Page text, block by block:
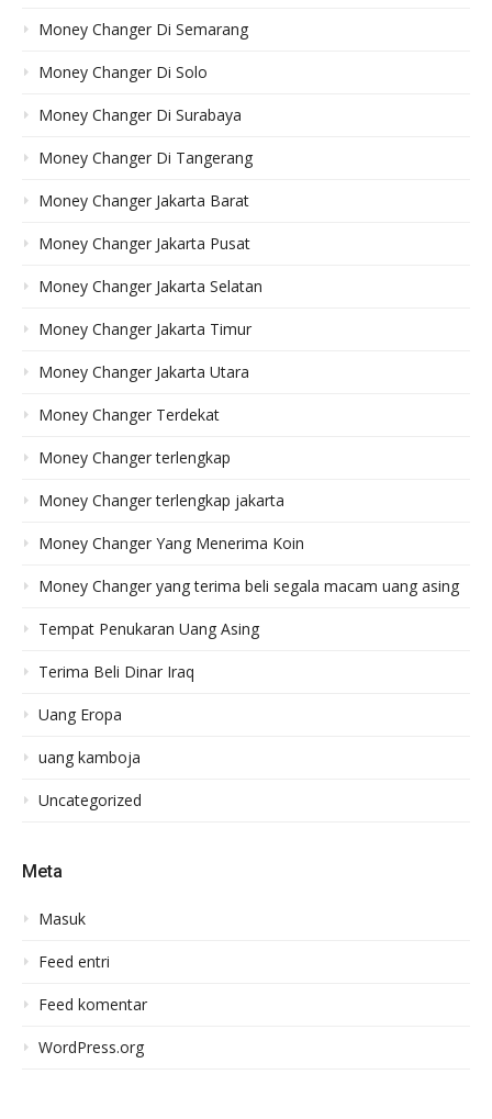
Money Changer Di Semarang
Money Changer Di Solo
Money Changer Di Surabaya
Money Changer Di Tangerang
Money Changer Jakarta Barat
Money Changer Jakarta Pusat
Money Changer Jakarta Selatan
Money Changer Jakarta Timur
Money Changer Jakarta Utara
Money Changer Terdekat
Money Changer terlengkap
Money Changer terlengkap jakarta
Money Changer Yang Menerima Koin
Money Changer yang terima beli segala macam uang asing
Tempat Penukaran Uang Asing
Terima Beli Dinar Iraq
Uang Eropa
uang kamboja
Uncategorized
Meta
Masuk
Feed entri
Feed komentar
WordPress.org